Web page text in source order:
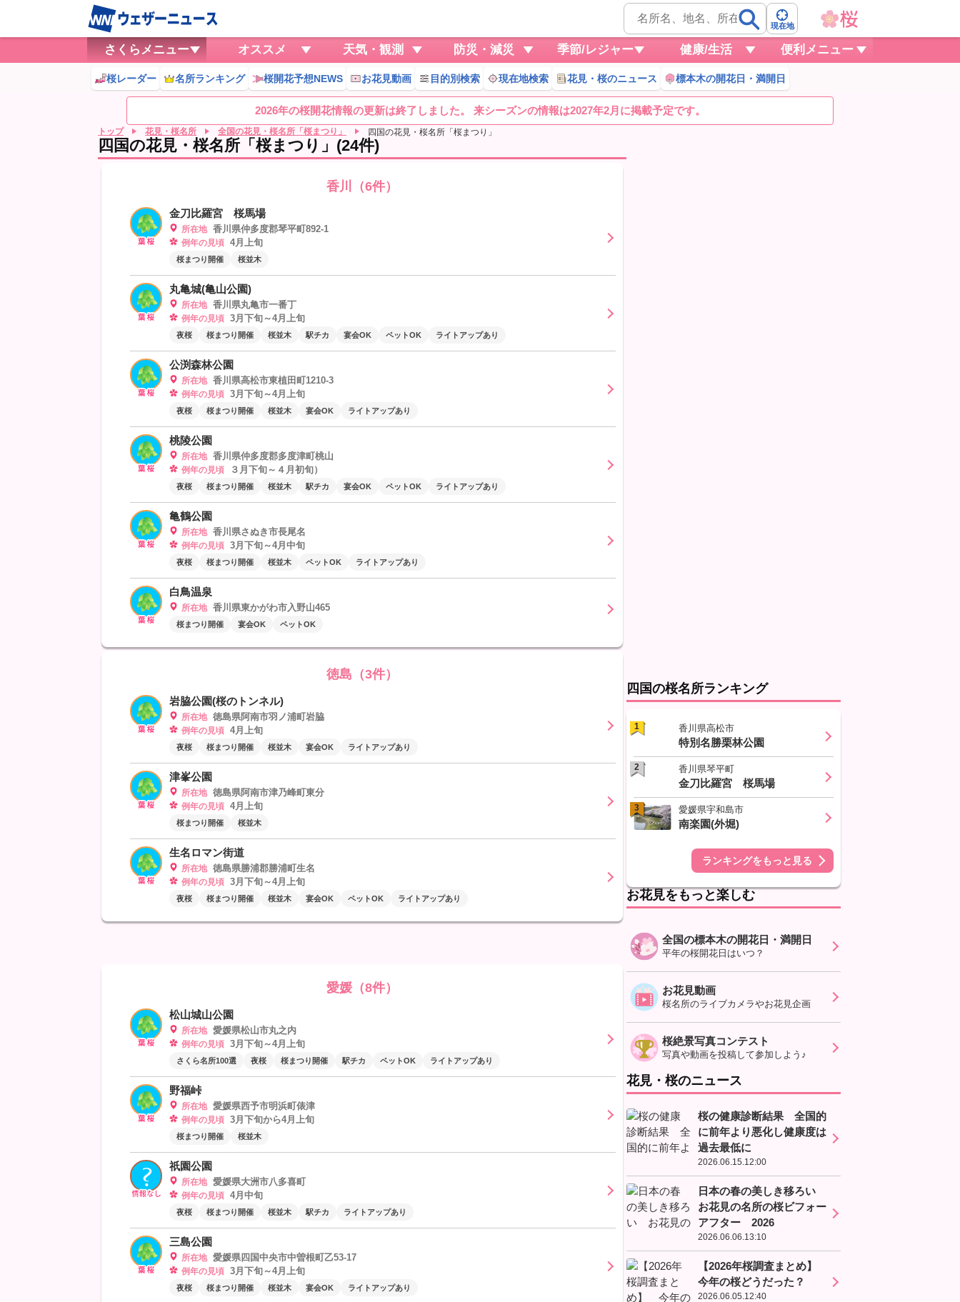
現在地
さくらメニュー オススメ 天気・観測 防災・減災 季節/レジャー 健康/生活 便利メニュー
桜レーダー 名所ランキング 桜開花予想NEWS お花見動画 目的別検索 現在地検索 花見・桜のニュース 標本木の開花日・満開日
2026年の桜開花情報の更新は終了しました。 来シーズンの情報は2027年2月に掲載予定です。
トップ 花見・桜名所 全国の花見・桜名所「桜まつり」 四国の花見・桜名所「桜まつり」
四国の花見・桜名所「桜まつり」(24件)
香川（6件）
金刀比羅宮 桜馬場
所在地 香川県仲多度郡琴平町892-1
例年の見頃 4月上旬
桜まつり開催 桜並木
丸亀城(亀山公園)
所在地 香川県丸亀市一番丁
例年の見頃 3月下旬～4月上旬
夜桜 桜まつり開催 桜並木 駅チカ 宴会OK ペットOK ライトアップあり
公渕森林公園
所在地 香川県高松市東植田町1210-3
例年の見頃 3月下旬～4月上旬
夜桜 桜まつり開催 桜並木 宴会OK ライトアップあり
桃陵公園
所在地 香川県仲多度郡多度津町桃山
例年の見頃 ３月下旬～４月初旬）
夜桜 桜まつり開催 桜並木 駅チカ 宴会OK ペットOK ライトアップあり
亀鶴公園
所在地 香川県さぬき市長尾名
例年の見頃 3月下旬～4月中旬
夜桜 桜まつり開催 桜並木 ペットOK ライトアップあり
白鳥温泉
所在地 香川県東かがわ市入野山465
桜まつり開催 宴会OK ペットOK
徳島（3件）
岩脇公園(桜のトンネル)
所在地 徳島県阿南市羽ノ浦町岩脇
例年の見頃 4月上旬
夜桜 桜まつり開催 桜並木 宴会OK ライトアップあり
津峯公園
所在地 徳島県阿南市津乃峰町東分
例年の見頃 4月上旬
桜まつり開催 桜並木
生名ロマン街道
所在地 徳島県勝浦郡勝浦町生名
例年の見頃 3月下旬～4月上旬
夜桜 桜まつり開催 桜並木 宴会OK ペットOK ライトアップあり
愛媛（8件）
松山城山公園
所在地 愛媛県松山市丸之内
例年の見頃 3月下旬～4月上旬
さくら名所100選 夜桜 桜まつり開催 駅チカ ペットOK ライトアップあり
野福峠
所在地 愛媛県西予市明浜町俵津
例年の見頃 3月下旬から4月上旬
桜まつり開催 桜並木
祇園公園
所在地 愛媛県大洲市八多喜町
例年の見頃 4月中旬
夜桜 桜まつり開催 桜並木 駅チカ ライトアップあり
三島公園
所在地 愛媛県四国中央市中曽根町乙53-17
例年の見頃 3月下旬～4月上旬
夜桜 桜まつり開催 桜並木 宴会OK ライトアップあり
四国の桜名所ランキング
1 香川県高松市
特別名勝栗林公園
2 香川県琴平町
金刀比羅宮 桜馬場
3 愛媛県宇和島市
南楽園(外堀)
ランキングをもっと見る
お花見をもっと楽しむ
全国の標本木の開花日・満開日
平年の桜開花日はいつ？
お花見動画
桜名所のライブカメラやお花見企画
桜絶景写真コンテスト
写真や動画を投稿して参加しよう♪
花見・桜のニュース
桜の健康診断結果 全国的
に前年より悪化し健康度は
過去最低に
2026.06.15.12:00
日本の春の美しき移ろい
お花見の名所の桜ビフォー
アフター 2026
2026.06.06.13:10
【2026年桜調査まとめ】
今年の桜どうだった？
2026.06.05.12:40